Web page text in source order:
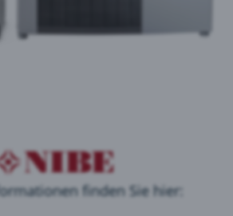
finden Sie hier: